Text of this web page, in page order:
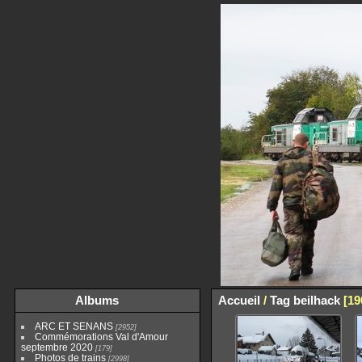
Albums
ARC ET SENANS 2952
Commémorations Val d'Amour
septembre 2020 179
Photos de trains 2998
Accueil / Tag beilhack